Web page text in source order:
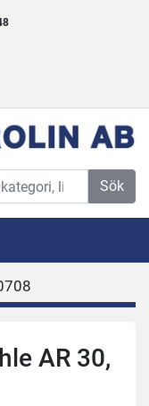
Sök
AR 30,